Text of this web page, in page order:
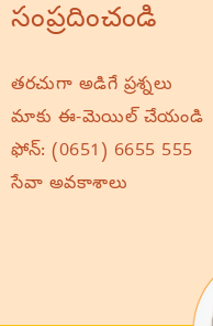
సంప్రదించండి
తరచుగా అడిగే ప్రశ్నలు
మాకు ఈ-మెయిల్ చేయండి
ఫోన్: (0651) 6655 555
సేవా అవకాశాలు